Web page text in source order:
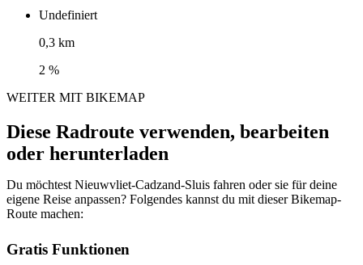
Undefiniert
0,3 km
2 %
WEITER MIT BIKEMAP
Diese Radroute verwenden, bearbeiten
oder herunterladen
Du möchtest Nieuwvliet-Cadzand-Sluis fahren oder sie für deine
eigene Reise anpassen? Folgendes kannst du mit dieser Bikemap-
Route machen:
Gratis Funktionen